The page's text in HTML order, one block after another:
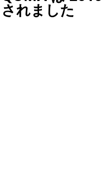
されました